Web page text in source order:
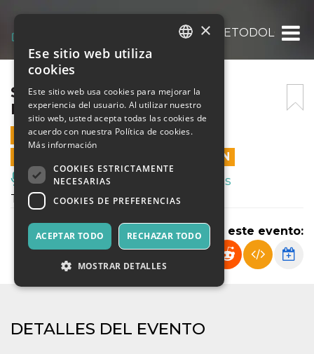
SOMEWHERE LO SPAZIO METODOLOGICO
SOMEWHERE LO SPAZIO
METODOLOGICO
23 SEPTIEMBRE 2023 - 16:30
LAS VENTAS EN LÍNEA TERMINARON
Música, Eventos en Vivo, Clubes
Teatri di Vetro
Compartir este evento:
DETALLES DEL EVENTO
SPANISH
×
Ese sitio web utiliza
cookies
Este sitio web usa cookies para mejorar la
experiencia del usuario. Al utilizar nuestro
sitio web, usted acepta todas las cookies de
acuerdo con nuestra Política de cookies.
Más información
COOKIES ESTRICTAMENTE
NECESARIAS
COOKIES DE PREFERENCIAS
ACEPTAR TODO RECHAZAR TODO
MOSTRAR DETALLES
Cookies de preferencias